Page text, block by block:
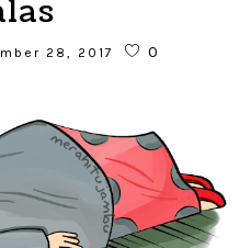
28, 2017 0